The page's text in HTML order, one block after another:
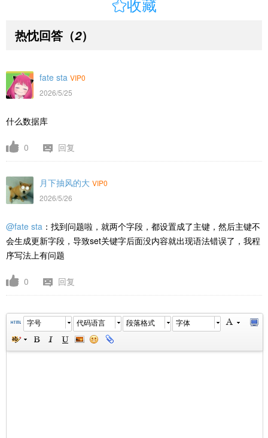
收藏
热忱回答 （2）
fate sta VIP0
2026/5/25
什么数据库
0 回复
月下抽风的大 VIP0
2026/5/26
@fate sta ：找到问题啦，就两个字段，都设置成了主键，然后主键不
会生成更新字段，导致set关键字后面没内容就出现语法错误了，我程
序写法上有问题
0 回复
字号 代码语言 段落格式 字体